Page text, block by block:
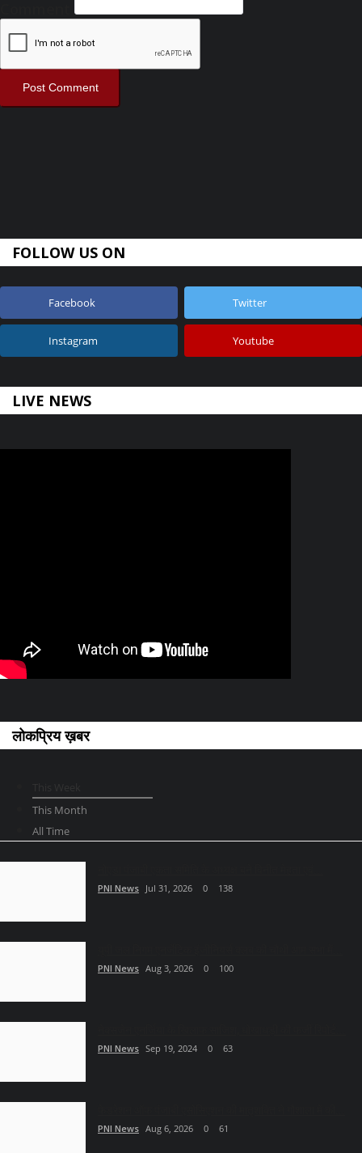
Post Comment
FOLLOW US ON
Facebook Twitter
Instagram Youtube
LIVE NEWS
लोकप्रिय ख़बर
This Month
All Time
PNI News Jul 31, 2026 0 138
PNI News Aug 3, 2026 0 100
PNI News Sep 19, 2024 0 63
PNI News Aug 6, 2026 0 61